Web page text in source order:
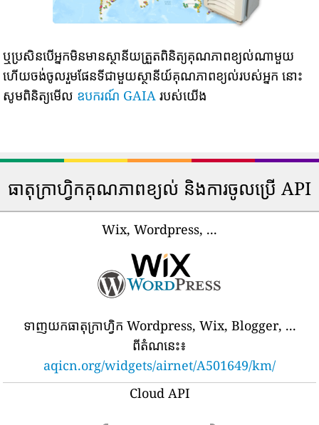
ឬប្រសិនបើអ្នកមិនមានស្ថានីយត្រួតពិនិត្យគុណភាពខ្យល់ណាមួយ
ហើយចង់ចូលរួមផែនទីជាមួយស្ថានីយ៍គុណភាពខ្យល់របស់អ្នក នោះ
សូមពិនិត្យមើល ឧបករណ៍ GAIA របស់យើង
ធាតុក្រាហ្វិកគុណភាពខ្យល់ និងការចូលប្រើ API
Wix, Wordpress, ...
ទាញយកធាតុក្រាហ្វិក Wordpress, Wix, Blogger, ...
ពីតំណនេះ៖
aqicn.org/widgets/airnet/A501649/km/
Cloud API